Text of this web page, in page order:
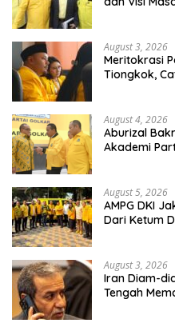
August 3, 2026
Meritokrasi
Tiongkok,
August 4, 2026
Aburizal
Akademi
August 5, 2026
AMPG DKI
Dari Ketum
August 3, 2026
Iran Diam-
Tengah